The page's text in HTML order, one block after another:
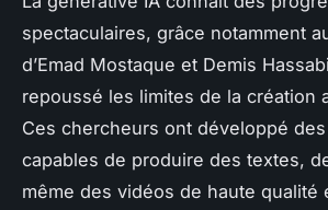
spectaculaires, grâce notamment
d’Emad Mostaque et Demis
repoussé les limites de la création
Ces chercheurs ont développé
capables de produire des textes,
même des vidéos de haute qualité